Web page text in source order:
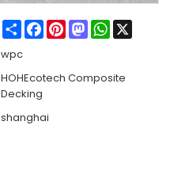
ShareFacebook
PinterestMastodonWhatsApp
X
wpc
HOHEcotech Composite
Decking
shanghai